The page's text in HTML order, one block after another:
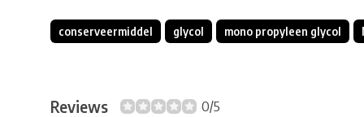
conserveermiddel glycol mono propyleen glycol
Reviews 0/5